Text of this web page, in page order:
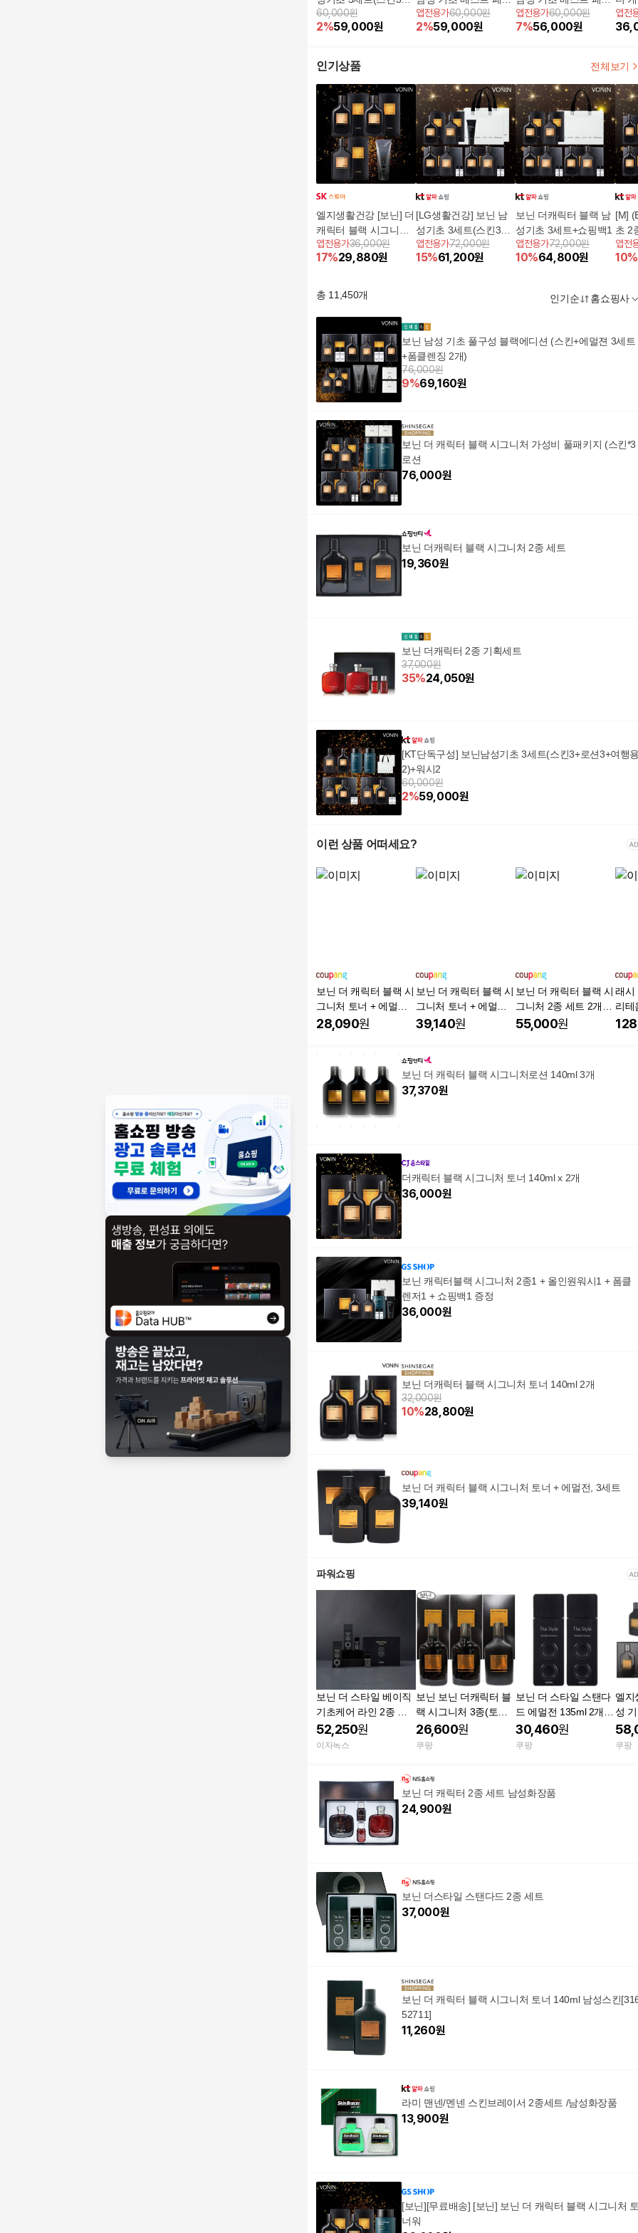
+로션3+여행용2+폼클
1+쇼핑백2)
60,000원
2%59,000원
지(스킨 3병+에멀젼 3
병+올인원 워시 1개+쇼
앱전용가60,000원
2%59,000원
지(스킨 3병+에멀젼 3
병+올인원 워시 1개+쇼
앱전용가60,000원
7%56,000원
처
앱전
인기상품 전체보기
엘지생활건강 [보닌] 더
캐릭터 블랙 시그니처
스킨2+에멀전1+폼클렌
저1
앱전용가36,000원
17%29,880원
[LG생활건강] 보닌 남
성기초 3세트(스킨3
+로션3+여행용2+폼클
1+쇼핑백2)
앱전용가72,000원
15%61,200원
보닌 더캐릭터 블랙 남
성기초 3세트+쇼핑백1
앱전용가72,000원
10%64,800원
[M]
초 2
핑백
앱전
10%
총 11,450개 인기순 홈쇼핑사
보닌 남성 기초 풀구성 블랙에디션 (스킨+에멀젼 3세트
+폼클렌징 2개)
76,000원
9%69,160원
보닌 더 캐릭터 블랙 시그니처 가성비 풀패키지 (스킨*3
로션
76,000원
보닌 더캐릭터 블랙 시그니처 2종 세트
19,360원
보닌 더캐릭터 2종 기획세트
37,000원
35%24,050원
[KT단독구성] 보닌남성기초 3세트(스킨3+로션3+여행
2)+워시2
60,000원
2%59,000원
이런 상품 어떠세요?
보닌 더 캐릭터 블랙 시
그니처 토너 + 에멀전,
2세트
28,090원
보닌 더 캐릭터 블랙 시
그니처 토너 + 에멀전,
3세트
39,140원
보닌 더 캐릭터 블랙 시
그니처 2종 세트 2개묶
음 스킨 에멀전 / LGCa
55,000원
래시
리테
기좋
보닌 더 캐릭터 블랙 시그니처로션 140ml 3개
37,370원
더캐릭터 블랙 시그니처 토너 140ml x 2개
36,000원
보닌 캐릭터블랙 시그니처 2종1 + 올인원워시1 + 폼클
렌저1 + 쇼핑백1 증정
36,000원
보닌 더캐릭터 블랙 시그니처 토너 140ml 2개
32,000원
10%28,800원
보닌 더 캐릭터 블랙 시그니처 토너 + 에멀전, 3세트
39,140원
파워쇼핑
보닌 더 스타일 베이직
기초케어 라인 2종 기
획세트 (온라인 단독상
품)
52,250원
이자녹스
보닌 보닌 더캐릭터 블
랙 시그니처 3종(토너
2+에멀전 1)
26,600원
쿠팡
보닌 더 스타일 스탠다
드 에멀전 135ml 2개입
LG생활건강 남성 로션
에멀젼 스킨케어 기초
30,460원
쿠팡
엘지
성
(스
+올
쿠팡
보닌 더 캐릭터 2종 세트 남성화장품
24,900원
보닌 더스타일 스탠다드 2종 세트
37,000원
보닌 더 캐릭터 블랙 시그니처 토너 140ml 남성스킨
52711]
11,260원
라미 맨넨/멘넨 스킨브레이서 2종세트 /남성화장품
13,900원
[보닌][무료배송] [보닌] 보닌 더 캐릭터 블랙 시그니처
너워